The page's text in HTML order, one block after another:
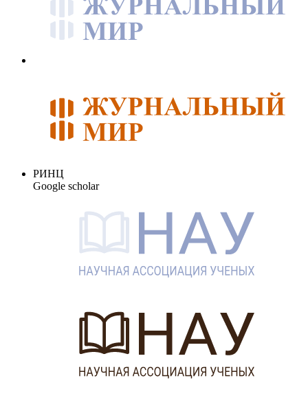
РИНЦ
Google scholar